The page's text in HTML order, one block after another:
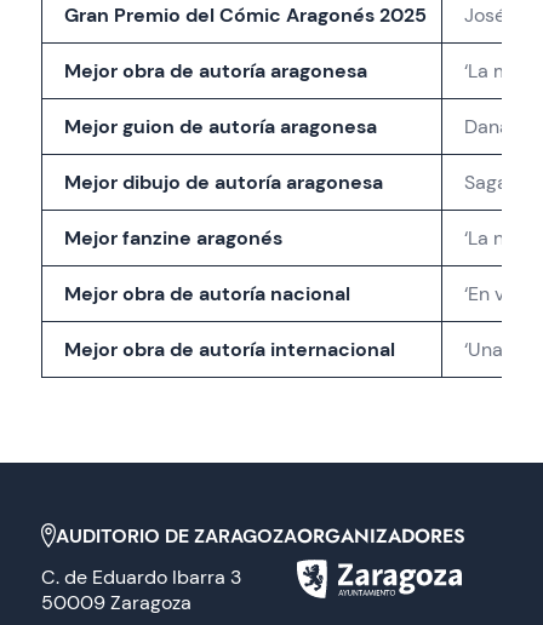
Gran Premio del Cómic Aragonés 2025 José
Mejor obra de autoría aragonesa ‘La
Mejor guion de autoría aragonesa Danay
Mejor dibujo de autoría aragonesa Sagar,
Mejor fanzine aragonés ‘La niña
Mejor obra de autoría nacional ‘En
Mejor obra de autoría internacional ‘Una
AUDITORIO DE ZARAGOZA
C. de Eduardo Ibarra 3
50009 Zaragoza
ORGANIZADORES